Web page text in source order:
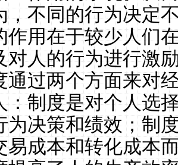
，不同的行为决定
作用在于较少人们
对人的行为进行激
通过两个方面来对
：制度是对个人选
为决策和绩效；制
易成本和转化成本